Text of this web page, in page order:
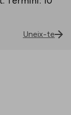
Uneix-te